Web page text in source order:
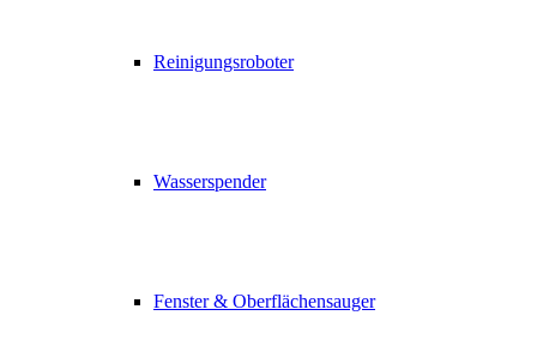
Reinigungsroboter
Wasserspender
Fenster & Oberflächensauger